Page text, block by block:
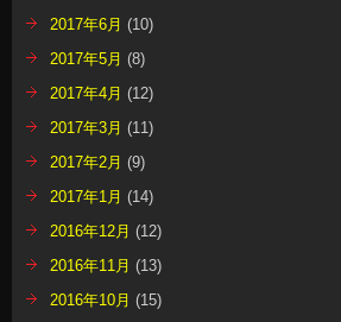
2017年6月 (10)
2017年5月 (8)
2017年4月 (12)
2017年3月 (11)
2017年2月 (9)
2017年1月 (14)
2016年12月 (12)
2016年11月 (13)
2016年10月 (15)